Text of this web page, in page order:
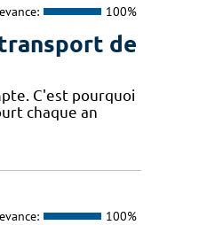
100%
de
C'est pourquoi
chaque an
100%